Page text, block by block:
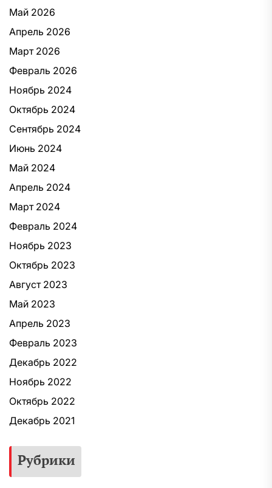
Май 2026
Апрель 2026
Март 2026
Февраль 2026
Ноябрь 2024
Октябрь 2024
Сентябрь 2024
Июнь 2024
Май 2024
Апрель 2024
Март 2024
Февраль 2024
Ноябрь 2023
Октябрь 2023
Август 2023
Май 2023
Апрель 2023
Февраль 2023
Декабрь 2022
Ноябрь 2022
Октябрь 2022
Декабрь 2021
Рубрики